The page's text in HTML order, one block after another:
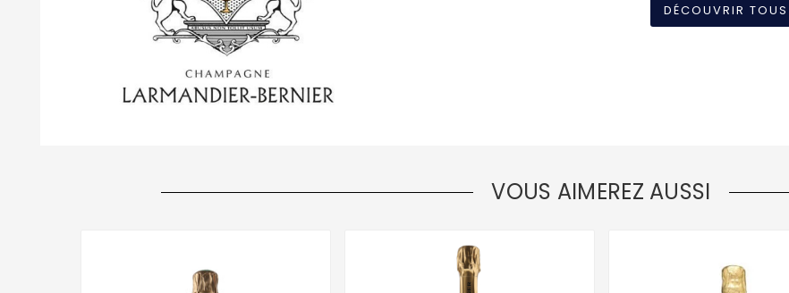
DÉCOUVRIR
VOUS AIMEREZ AUSSI